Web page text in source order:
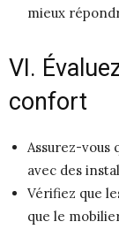
mieux
VI.
confort
Assurez-vous
avec des
Vérifiez que
que le